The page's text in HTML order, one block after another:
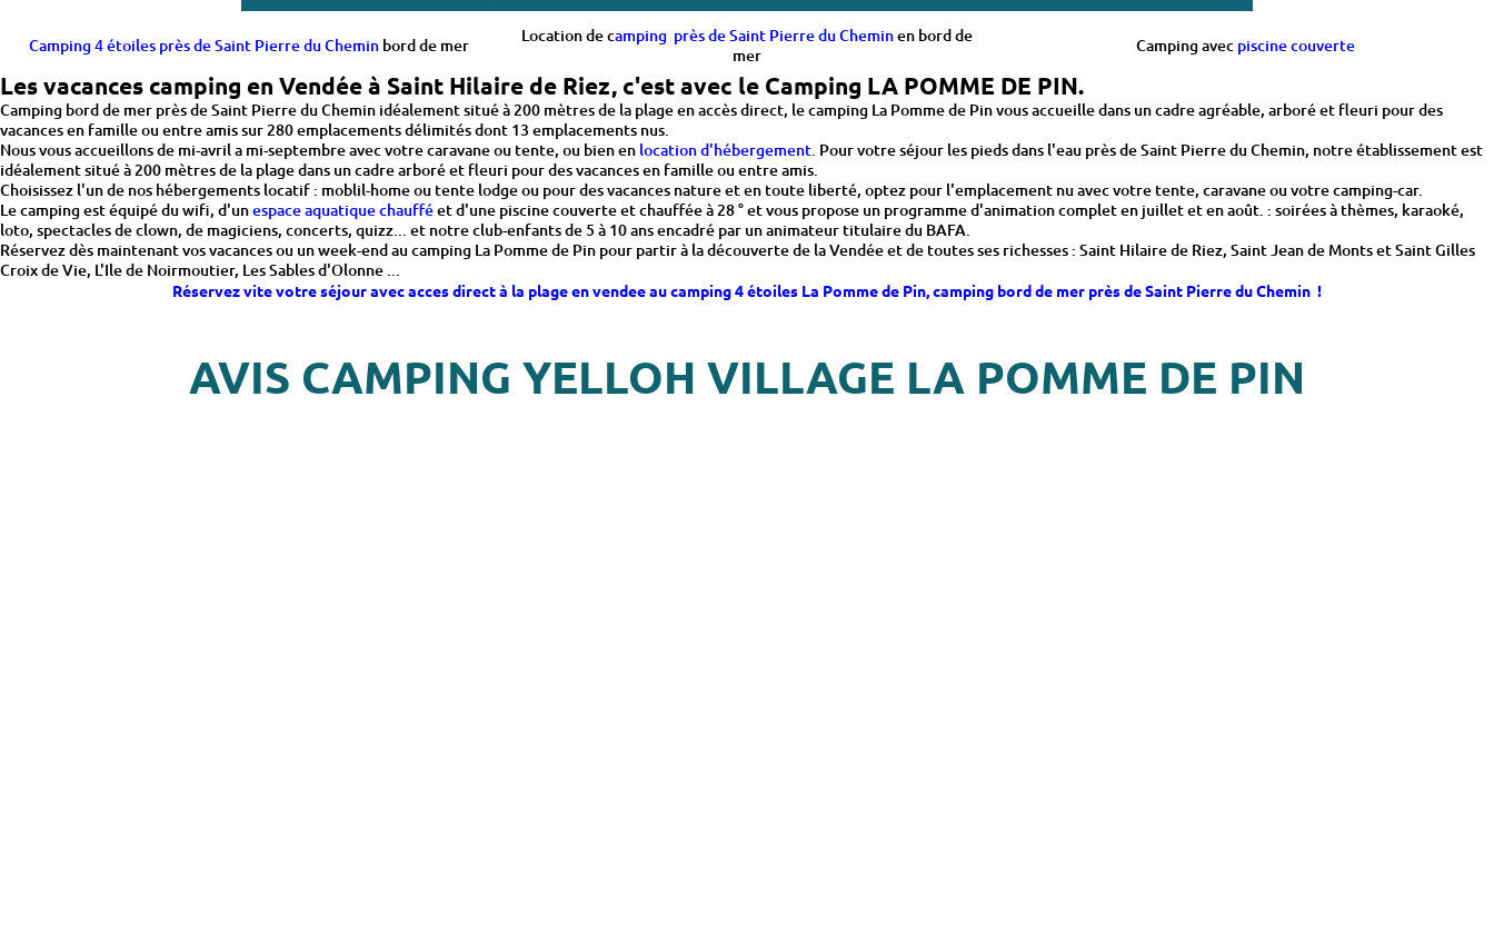
Camping 4 étoiles près de Saint Pierre du Chemin bord de mer Location de camping près de Saint Pierre du Cheminen bord de
mer
Camping avec piscine couverte
Les vacances camping en Vendée à Saint Hilaire de Riez, c'est avec le Camping LA POMME DE PIN.
Camping bord de mer près de Saint Pierre du Chemin idéalement situé à 200 mètres de la plage en accès direct, le camping La Pomme de Pin vous accueille dans un cadre agréable, arboré et fleuri pour des
vacances en famille ou entre amis sur 280 emplacements délimités dont 13 emplacements nus.
Nous vous accueillons de mi-avril a mi-septembre avec votre caravane ou tente, ou bien en location d'hébergement. Pour votre séjour les pieds dans l'eau près de Saint Pierre du Chemin, notre établissement est
idéalement situé à 200 mètres de la plage dans un cadre arboré et fleuri pour des vacances en famille ou entre amis.
Choisissez l'un de nos hébergements locatif : moblil-home ou tente lodge ou pour des vacances nature et en toute liberté, optez pour l'emplacement nu avec votre tente, caravane ou votre camping-car.
Le camping est équipé du wifi, d'unespace aquatique chaufféet d'une piscine couverte et chauffée à 28 ° et vous propose un programme d'animation complet en juillet et en août. : soirées à thèmes, karaoké,
loto, spectacles de clown, de magiciens, concerts, quizz... et notre club-enfants de 5 à 10 ans encadré par un animateur titulaire du BAFA.
Réservez dès maintenant vos vacances ou un week-end au camping La Pomme de Pin pour partir à la découverte de la Vendée et de toutes ses richesses : Saint Hilaire de Riez, Saint Jean de Monts et Saint Gilles
Croix de Vie, L'Ile de Noirmoutier, Les Sables d'Olonne ...
Réservez vite votre séjour avec acces direct à la plage en vendee au camping 4 étoiles La Pomme de Pin, camping bord de mer près de Saint Pierre du Chemin !
AVIS CAMPING YELLOH VILLAGE LA POMME DE PIN